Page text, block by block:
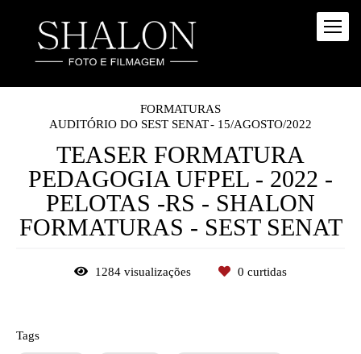
FORMATURAS
AUDITÓRIO DO SEST SENAT
15/AGOSTO/2022
TEASER FORMATURA
PEDAGOGIA UFPEL - 2022 -
PELOTAS -RS - SHALON
FORMATURAS - SEST SENAT
1284 visualizações 0 curtidas
Tags